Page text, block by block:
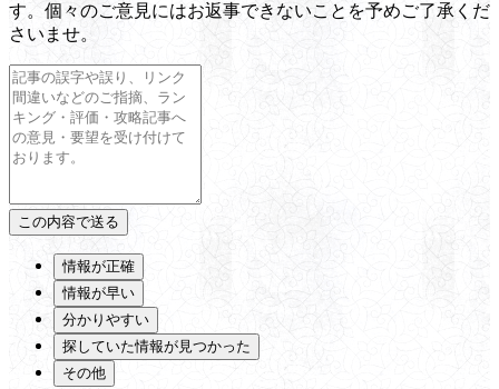
す。個々のご意見にはお返事できないことを予めご了承くだ
さいませ。
情報が正確
情報が早い
分かりやすい
探していた情報が見つかった
その他